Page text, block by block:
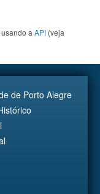
a API (veja
de Porto Alegre